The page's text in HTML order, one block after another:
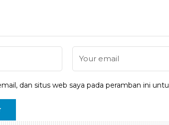
dan situs web saya pada peramban ini